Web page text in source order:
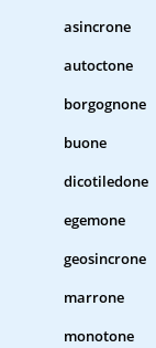
asincrone
autoctone
borgognone
buone
dicotiledone
egemone
geosincrone
marrone
monotone